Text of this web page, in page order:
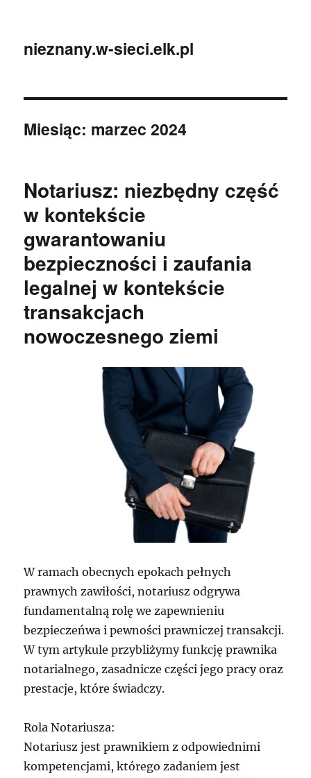
nieznany.w-sieci.elk.pl
Miesiąc: marzec 2024
Notariusz: niezbędny część
w kontekście
gwarantowaniu
bezpieczności i zaufania
legalnej w kontekście
transakcjach
nowoczesnego ziemi
W ramach obecnych epokach pełnych
prawnych zawiłości, notariusz odgrywa
fundamentalną rolę we zapewnieniu
bezpieczeńwa i pewności prawniczej transakcji.
W tym artykule przybliżymy funkcję prawnika
notarialnego, zasadnicze części jego pracy oraz
prestacje, które świadczy.
Rola Notariusza:
Notariusz jest prawnikiem z odpowiednimi
kompetencjami, którego zadaniem jest